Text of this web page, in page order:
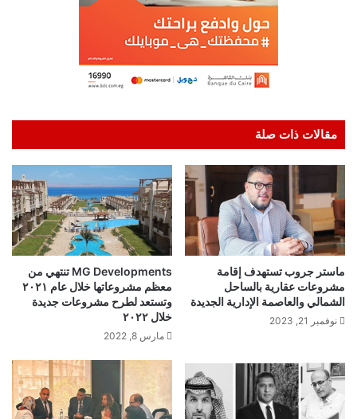
مقالات ذات صلة
ماستر جروب تستهدف إقامة
مشروعات عقارية بالساحل
الشمالي والعاصمة الإدارية الجديدة
نوفمبر 21, 2023
MG Developments تنتهي من
معظم مشروعاتها خلال عام ٢٠٢١
وتستعد لطرح مشروعات جديدة
خلال ٢٠٢٢
مارس 8, 2022